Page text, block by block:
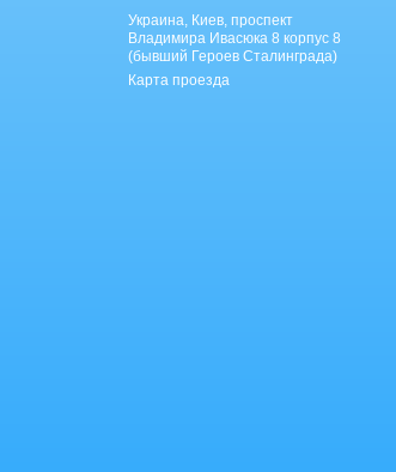
Украина, Киев, проспект
Владимира Ивасюка 8 корпус 8
(бывший Героев Сталинграда)
Карта проезда